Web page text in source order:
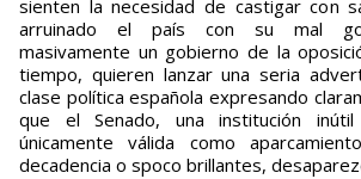
sienten la necesidad de castigar con
arruinado el país con su mal
masivamente un gobierno de la
tiempo, quieren lanzar una seria
clase política española expresando
que el Senado, una institución
únicamente válida como
decadencia o spoco brillantes,